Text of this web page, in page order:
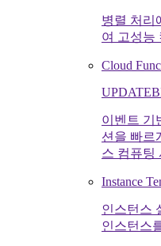
병렬 처리
여 고성능
Cloud
UPDATE
이벤트 기
션을 빠르
스 컴퓨팅
Instance
인스턴스
인스턴스